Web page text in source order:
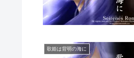
歌姫は背明の海に